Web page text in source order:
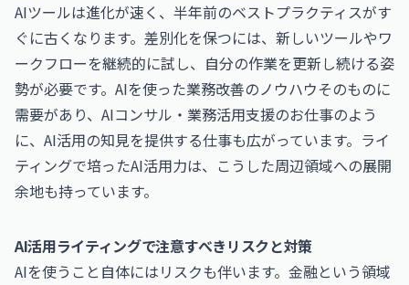
AIツールは進化が速く、半年前のベストプラクティスがす
ぐに古くなります。差別化を保つには、新しいツールやワ
ークフローを継続的に試し、自分の作業を更新し続ける姿
勢が必要です。AIを使った業務改善のノウハウそのものに
需要があり、 AIコンサル・業務活用支援のお仕事のよう
に、AI活用の知見を提供する仕事も広がっています。ライ
ティングで培ったAI活用力は、こうした周辺領域への展開
余地も持っています。
AI活用ライティングで注意すべきリスクと対策
AIを使うこと自体にはリスクも伴います。金融という領域